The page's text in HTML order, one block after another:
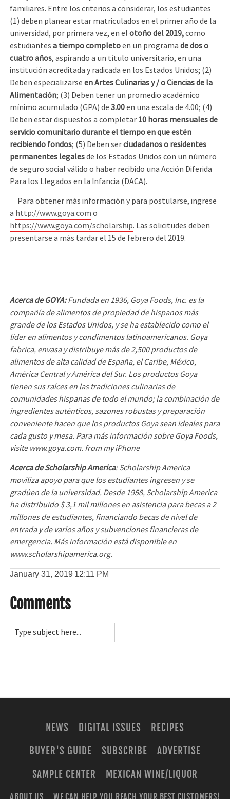
familiares. Entre los criterios a considerar, los estudiantes
(1) deben planear estar matriculados en el primer año de la
universidad, por primera vez, en elotoño del 2019,como
estudiantesa tiempo completoen un programade dos o
cuatro años, aspirando a un título universitario, en una
institución acreditada y radicada en los Estados Unidos; (2)
Deben especializarseen Artes Culinarias y / o Ciencias de la
Alimentación; (3) Deben tener un promedio académico
mínimo acumulado (GPA) de 3.00en una escala de 4.00; (4)
Deben estar dispuestos a completar 10 horas mensuales de
servicio comunitario durante el tiempo en que estén
recibiendo fondos; (5) Deben serciudadanos o residentes
permanentes legalesde los Estados Unidos con un número
de seguro social válido o haber recibido una Acción Diferida
Para los Llegados en la Infancia (DACA).
Para obtener más información y para postularse, ingrese
a http://www.goya.com o
https://www.goya.com/scholarship. Las solicitudes deben
presentarse a más tardar el 15 de febrero del 2019.
Acerca de GOYA:Fundada en 1936, Goya Foods, Inc. es la
compañía de alimentos de propiedad de hispanos más
grande de los Estados Unidos, y se ha establecido como el
líder en alimentos y condimentos latinoamericanos. Goya
fabrica, envasa y distribuye más de 2,500 productos de
alimentos de alta calidad de España, el Caribe, México,
América Central y América del Sur. Los productos Goya
tienen sus raíces en las tradiciones culinarias de
comunidades hispanas de todo el mundo; la combinación de
ingredientes auténticos, sazones robustas y preparación
conveniente hacen que los productos Goya sean ideales para
cada gusto y mesa. Para más información sobre Goya Foods,
visite www.goya.com. from my iPhone
Acerca de Scholarship America: Scholarship America
moviliza apoyo para que los estudiantes ingresen y se
gradúen de la universidad. Desde 1958, Scholarship America
ha distribuido $ 3,1 mil millones en asistencia para becas a 2
millones de estudiantes, financiando becas de nivel de
entrada y de varios años y subvenciones financieras de
emergencia. Más información está disponible en
www.scholarshipamerica.org.
January 31, 2019 12:11 PM
Comments
NEWS DIGITAL ISSUES
RECIPES
BUYER'S GUIDE
SUBSCRIBE
ADVERTISE
SAMPLE CENTER
MEXICAN WINE/LIQUOR
ABOUT US WE CAN HELP YOU REACH YOUR BEST CUSTOMERS!